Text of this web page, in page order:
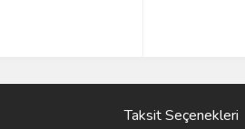
Taksit Seçenekleri